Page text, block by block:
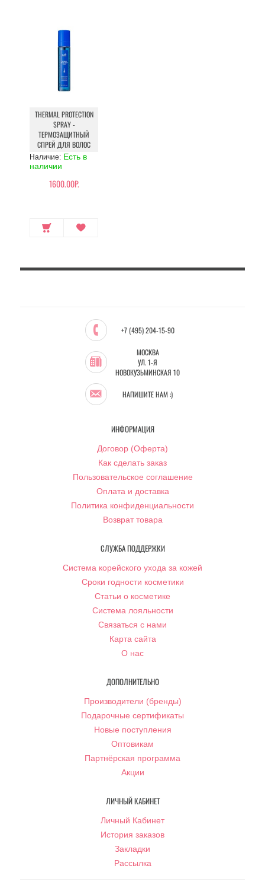
THERMAL PROTECTION
SPRAY -
ТЕРМОЗАЩИТНЫЙ
СПРЕЙ ДЛЯ ВОЛОС
Наличие: Есть в
наличии
1600.00Р.
+7 (495) 204-15-90
МОСКВА
УЛ. 1-Я
НОВОКУЗЬМИНСКАЯ 10
НАПИШИТЕ НАМ :)
ИНФОРМАЦИЯ
Договор (Оферта)
Как сделать заказ
Пользовательское соглашение
Оплата и доставка
Политика конфиденциальности
Возврат товара
СЛУЖБА ПОДДЕРЖКИ
Система корейского ухода за кожей
Сроки годности косметики
Статьи о косметике
Система лояльности
Связаться с нами
Карта сайта
О нас
ДОПОЛНИТЕЛЬНО
Производители (бренды)
Подарочные сертификаты
Новые поступления
Оптовикам
Партнёрская программа
Акции
ЛИЧНЫЙ КАБИНЕТ
Личный Кабинет
История заказов
Закладки
Рассылка